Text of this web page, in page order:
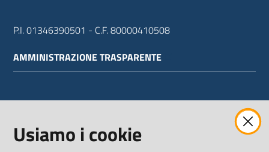
P.I. 01346390501 - C.F. 80000410508
AMMINISTRAZIONE TRASPARENTE
Usiamo i cookie